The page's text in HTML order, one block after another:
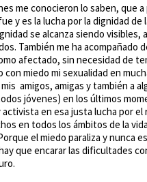
me conocieron lo saben, que
y es la lucha por la dignidad de
se alcanza siendo visibles,
También me ha acompañado
afectado, sin necesidad de
con miedo mi sexualidad en
amigos, amigas y también a
jóvenes) en los últimos
activista en esa justa lucha por
en todos los ámbitos de la
el miedo paraliza y nunca
que encarar las dificultades